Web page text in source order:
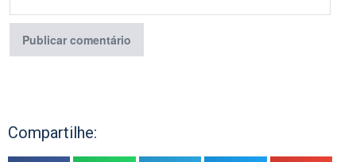
Compartilhe: